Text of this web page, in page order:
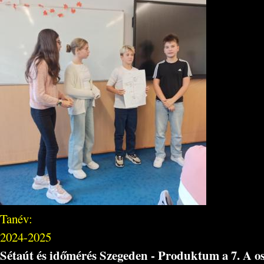
Tanév:
2024-2025
Sétaút és időmérés Szegeden - Produktum a 7. A